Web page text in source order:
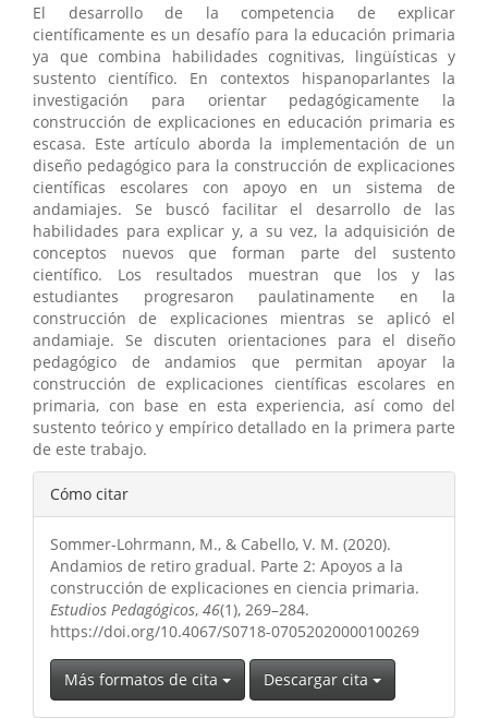
El desarrollo de la competencia de explicar
científicamente es un desafío para la educación primaria
ya que combina habilidades cognitivas, lingüísticas y
sustento científico. En contextos hispanoparlantes la
investigación para orientar pedagógicamente la
construcción de explicaciones en educación primaria es
escasa. Este artículo aborda la implementación de un
diseño pedagógico para la construcción de explicaciones
científicas escolares con apoyo en un sistema de
andamiajes. Se buscó facilitar el desarrollo de las
habilidades para explicar y, a su vez, la adquisición de
conceptos nuevos que forman parte del sustento
científico. Los resultados muestran que los y las
estudiantes progresaron paulatinamente en la
construcción de explicaciones mientras se aplicó el
andamiaje. Se discuten orientaciones para el diseño
pedagógico de andamios que permitan apoyar la
construcción de explicaciones científicas escolares en
primaria, con base en esta experiencia, así como del
sustento teórico y empírico detallado en la primera parte
de este trabajo.
Detalles
del
artículo
Cómo citar
Sommer-Lohrmann, M., & Cabello, V. M. (2020).
Andamios de retiro gradual. Parte 2: Apoyos a la
construcción de explicaciones en ciencia primaria.
Estudios Pedagógicos, 46(1), 269–284.
https://doi.org/10.4067/S0718-07052020000100269
Más formatos de cita Descargar cita